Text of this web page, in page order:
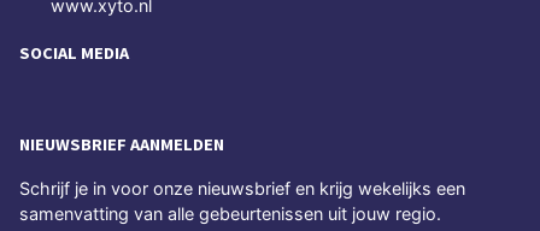
www.xyto.nl
SOCIAL MEDIA
NIEUWSBRIEF AANMELDEN
Schrijf je in voor onze nieuwsbrief en krijg wekelijks een
samenvatting van alle gebeurtenissen uit jouw regio.